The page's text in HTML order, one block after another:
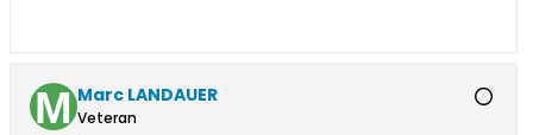
Marc LANDAUER
Veteran